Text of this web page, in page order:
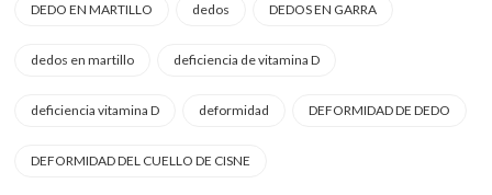
DEDO EN MARTILLO dedos DEDOS EN GARRA
dedos en martillo deficiencia de vitamina D
deficiencia vitamina D deformidad DEFORMIDAD DE DEDO
DEFORMIDAD DEL CUELLO DE CISNE